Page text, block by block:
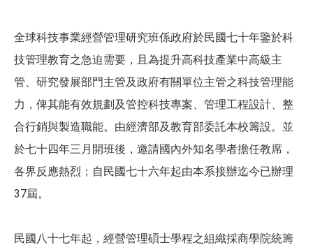
全球科技事業經營管理研究班係政府於民國七十年鑒於科
技管理教育之急迫需要，且為提升高科技產業中高級主
管、研究發展部門主管及政府有關單位主管之科技管理能
力，俾其能有效規劃及管控科技專案、管理工程設計、整
合行銷與製造職能。由經濟部及教育部委託本校籌設。並
於七十四年三月開班後，邀請國內外知名學者擔任教席，
各界反應熱烈；自民國七十六年起由本系接辦迄今已辦理
37屆。
民國八十七年起，經營管理碩士學程之組織採商學院統籌